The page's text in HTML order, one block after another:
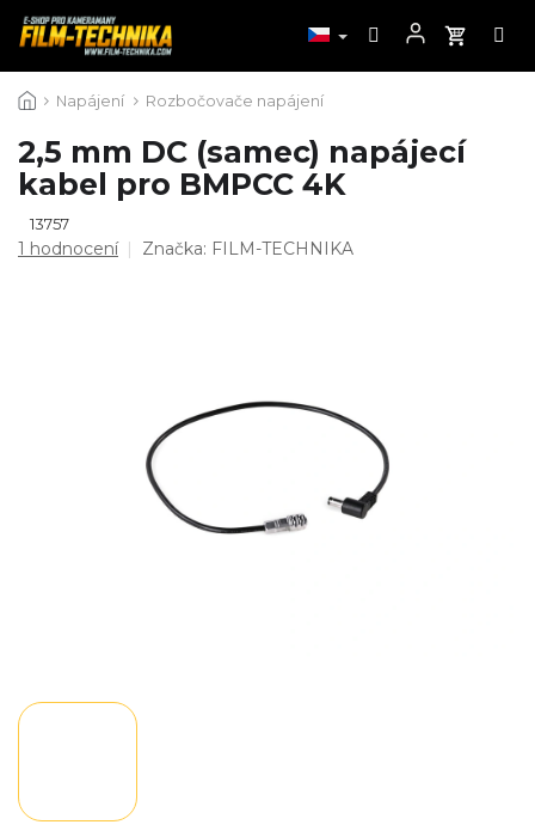
na
Napájení Rozbočovače napájení
2,5 mm DC (samec) napájecí
kabel pro BMPCC 4K
13757
Průměrné
1 hodnocení Značka: FILM-TECHNIKA